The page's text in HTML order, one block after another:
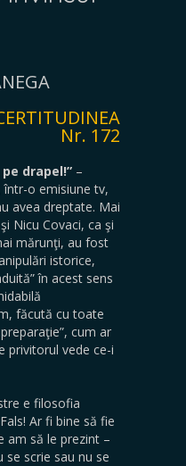
Nr. 172
drapel!” –
într-o emisiune tv,
avea dreptate. Mai
Nicu Covaci, ca şi
mărunţi, au fost
istorice,
în acest sens
făcută cu toate
cum ar
privitorul vede ce-i
e filosofia
Ar fi bine să fie
am să le prezint –
se scrie sau nu se